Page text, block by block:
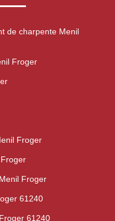
de charpente Menil
Froger
Froger
Froger
61240
61240